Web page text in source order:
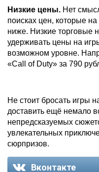
Низкие цены. Нет
поисках цен, которые
ниже. Низкие торговые
удерживать цены на
возможном уровне.
«Call of Duty» за 790
Не стоит бросать игры
доставить ещё немало
непредсказуемых
увлекательных
сюрпризов.
Вконтакте